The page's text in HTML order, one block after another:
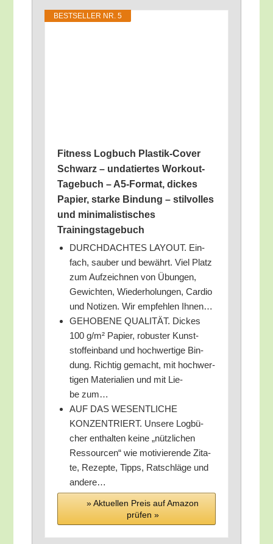
BEST­SEL­LER NR. 5
Fit­ness Log­buch Plas­tik-Cover
Schwarz – unda­tier­tes Work­out-
Tage­buch – A5-For­mat, dickes
Papier, star­ke Bin­dung – stil­vol­les
und mini­ma­lis­ti­sches
Trainingstagebuch
DURCHDACHTES LAYOUT. Ein­
fach, sau­ber und bewährt. Viel Platz
zum Auf­zeich­nen von Übun­gen,
Gewich­ten, Wie­der­ho­lun­gen, Car­dio
und Noti­zen. Wir emp­feh­len Ihnen…
GEHOBENE QUALITÄT. Dickes
100 g/​m² Papier, robus­ter Kunst­
stoff­ein­band und hoch­wer­ti­ge Bin­
dung. Rich­tig gemacht, mit hoch­wer­
ti­gen Mate­ria­li­en und mit Lie­
be zum…
AUF DAS WESENTLICHE
KONZENTRIERT. Unse­re Log­bü­
cher ent­hal­ten kei­ne „nütz­li­chen
Res­sour­cen“ wie moti­vie­ren­de Zita­
te, Rezep­te, Tipps, Rat­schlä­ge und
andere…
» Aktu­el­len Preis auf Ama­zon
prü­fen »